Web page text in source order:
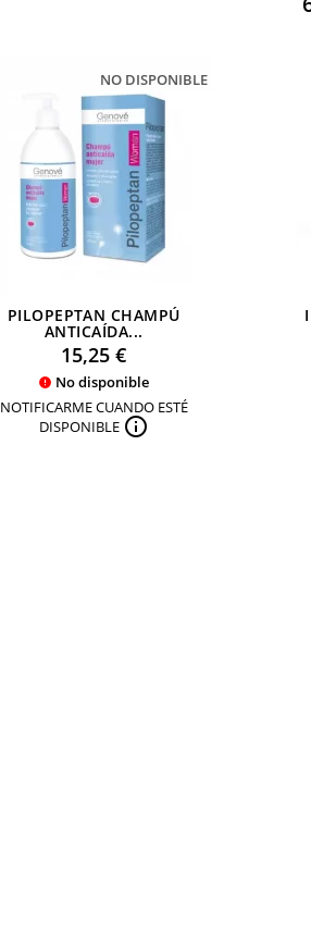
PILOPEPTAN CHAMPÚ
ANTICAÍDA...
Precio
15,25 €
 No disponible
NOTIFICARME CUANDO ESTÉ
DISPONIBLE 
NO DISPONIBLE